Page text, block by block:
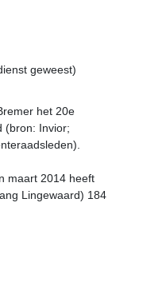
geweest)
het 20e
(bron: Invior;
maart 2014 heeft
Lingewaard) 184